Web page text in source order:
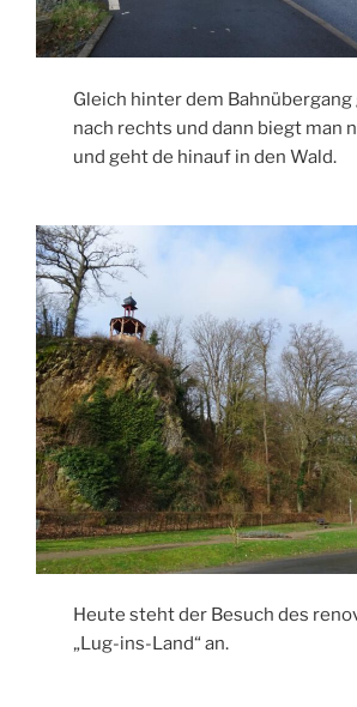
Gleich hinter dem Bahnübergang
nach rechts und dann biegt man
und geht de hinauf in den Wald.
Heute steht der Besuch des
„Lug-ins-Land“ an.